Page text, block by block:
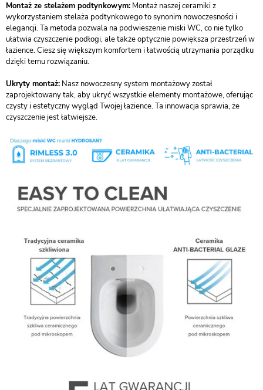
Montaż ze stelażem podtynkowym: Montaż naszej ceramiki z
wykorzystaniem stelaża podtynkowego to synonim nowoczesności i
elegancji. Ta metoda pozwala na podwieszenie miski WC, co nie tylko
ułatwia czyszczenie podłogi, ale także optycznie powiększa przestrzeń w
łazience. Ciesz się większym komfortem i łatwością utrzymania porządku
dzięki temu rozwiązaniu.
Ukryty montaż: Nasz nowoczesny system montażowy został
zaprojektowany tak, aby ukryć wszystkie elementy montażowe, oferując
czysty i estetyczny wygląd Twojej łazience. Ta innowacja sprawia, że
czyszczenie jest łatwiejsze.